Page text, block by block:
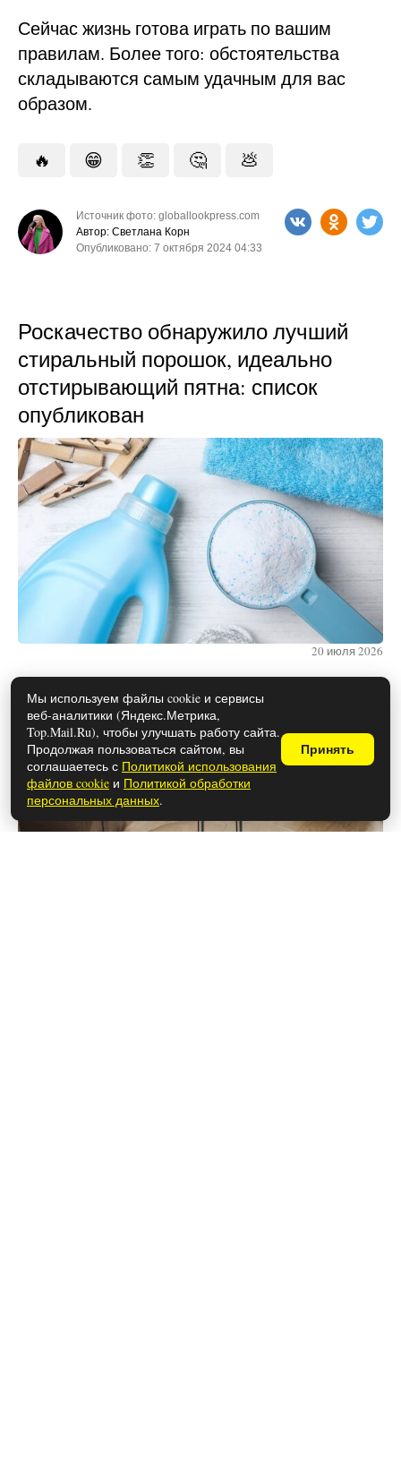
Сейчас жизнь готова играть по вашим
правилам. Более того: обстоятельства
складываются самым удачным для вас
образом.
🔥 😁 👏 🤔 💩
Источник фото: globallookpress.com
Автор: Светлана Корн
Опубликовано: 7 октября 2024 04:33
Роскачество обнаружило лучший
стиральный порошок, идеально
отстирывающий пятна: список
опубликован
20 июля 2026
Можно ли использовать спред
вместо сливочного масла в
выпечке?
Мы используем файлы cookie и сервисы
веб-аналитики (Яндекс.Метрика,
Top.Mail.Ru), чтобы улучшать работу сайта.
Продолжая пользоваться сайтом, вы
соглашаетесь с Политикой использования
файлов cookie и Политикой обработки
персональных данных.
Принять